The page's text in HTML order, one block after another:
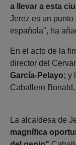
a llevar a esta
Jerez es un
española", ha
En el acto de la
director del
García-Pelayo; y
Caballero Bonald,
La alcaldesa de
magnífica